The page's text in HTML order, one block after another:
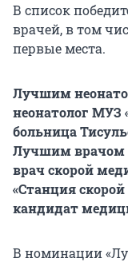
В список
врачей, в том
первые места.
Лучшим
неонатолог МУЗ
больница
Лучшим врачом
врач скорой
«Станция
кандидат
В номинации